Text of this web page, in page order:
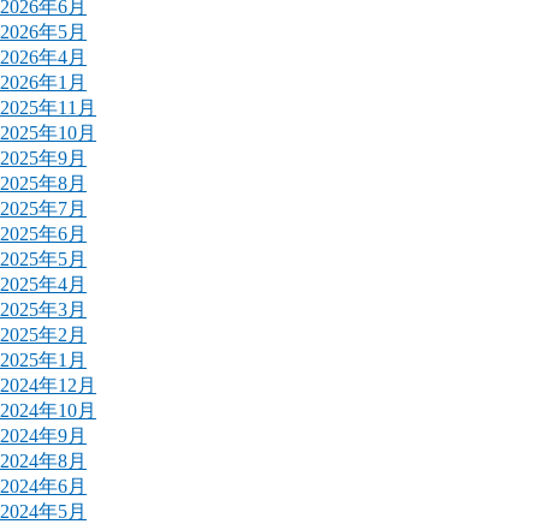
2026年6月
2026年5月
2026年4月
2026年1月
2025年11月
2025年10月
2025年9月
2025年8月
2025年7月
2025年6月
2025年5月
2025年4月
2025年3月
2025年2月
2025年1月
2024年12月
2024年10月
2024年9月
2024年8月
2024年6月
2024年5月